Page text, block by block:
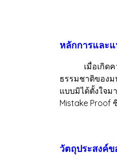
หลักการและ
เมื่อเกิดควา
ธรรมชาติของม
แบบมิได้ตั้งใจม
Mistake Proof
วัตถุประสงค์